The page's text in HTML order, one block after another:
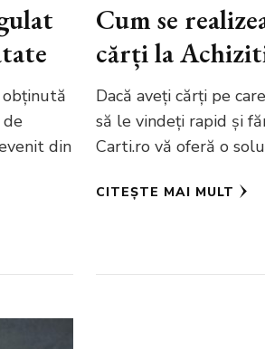
din
Cum se
cărți la
Dacă aveți cărți pe
să le vindeți rapid și
Carti.ro vă oferă o
CITEȘTE MAI MULT